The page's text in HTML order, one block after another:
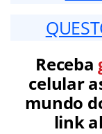
Receba
celular
mundo
link